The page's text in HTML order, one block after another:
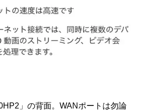
」の背面。WANポートは勿論